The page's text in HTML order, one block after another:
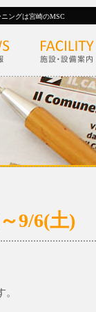
ングは宮崎のMSC
9/6(土)